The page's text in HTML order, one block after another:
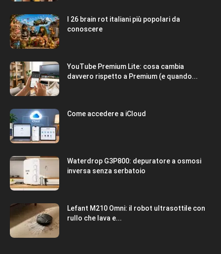
I 26 brain rot italiani più popolari da
conoscere
YouTube Premium Lite: cosa cambia
davvero rispetto a Premium (e quando...
Come accedere a iCloud
Waterdrop G3P800: depuratore a osmosi
inversa senza serbatoio
Lefant M210 Omni: il robot ultrasottile con
rullo che lava e...